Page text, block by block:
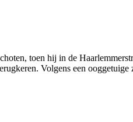
toen hij in de
Volgens een